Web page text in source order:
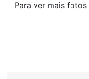
Para ver mais